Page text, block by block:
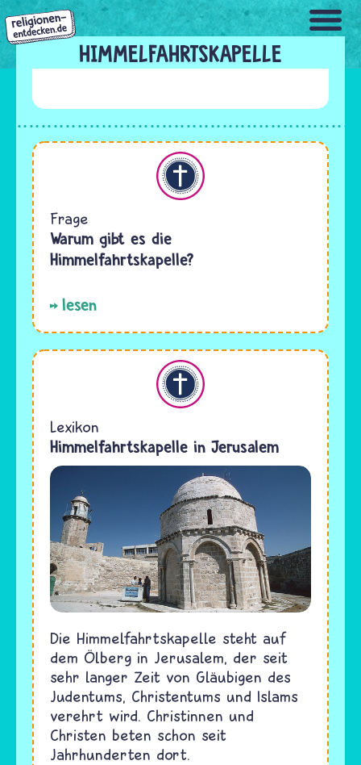
Direkt
zum
Inhalt
HIMMELFAHRTSKAPELLE
Christentum
Frage
Warum gibt es die
Himmelfahrtskapelle?
lesen
Christentum
Lexikon
Himmelfahrtskapelle in Jerusalem
Die Himmelfahrtskapelle steht auf
dem Ölberg in Jerusalem, der seit
sehr langer Zeit von Gläubigen des
Judentums, Christentums und Islams
verehrt wird. Christinnen und
Christen beten schon seit
Jahrhunderten dort.